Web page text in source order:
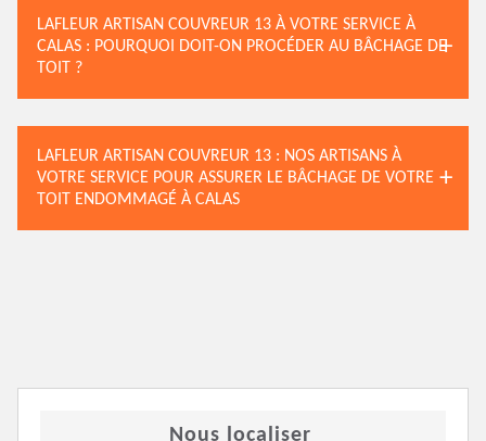
LAFLEUR ARTISAN COUVREUR 13 À VOTRE SERVICE À
CALAS : POURQUOI DOIT-ON PROCÉDER AU BÂCHAGE DE
TOIT ?
LAFLEUR ARTISAN COUVREUR 13 : NOS ARTISANS À
VOTRE SERVICE POUR ASSURER LE BÂCHAGE DE VOTRE
TOIT ENDOMMAGÉ À CALAS
Nous localiser